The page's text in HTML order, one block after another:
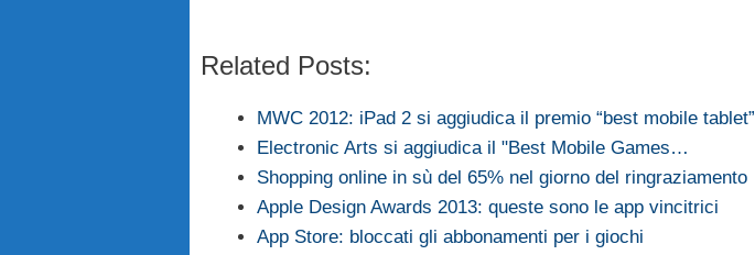
Related Posts:
MWC 2012: iPad 2 si aggiudica il premio “best mobile tablet”
Electronic Arts si aggiudica il "Best Mobile Games…
Shopping online in sù del 65% nel giorno del ringraziamento
Apple Design Awards 2013: queste sono le app vincitrici
App Store: bloccati gli abbonamenti per i giochi